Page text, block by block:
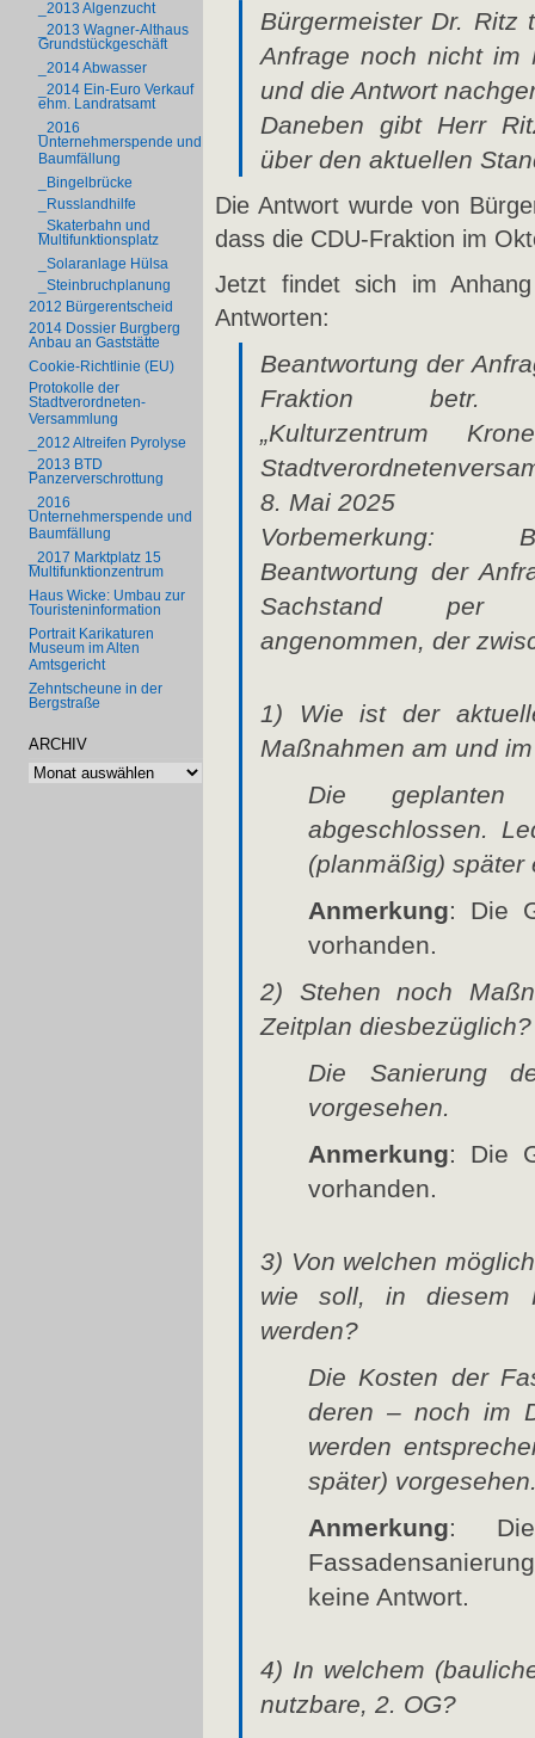
_2013 Algenzucht
_2013 Wagner-Althaus
Grundstückgeschäft
_2014 Abwasser
_2014 Ein-Euro Verkauf
ehm. Landratsamt
_2016
Unternehmerspende und
Baumfällung
_Bingelbrücke
_Russlandhilfe
_Skaterbahn und
Multifunktionsplatz
_Solaranlage Hülsa
_Steinbruchplanung
2012 Bürgerentscheid
2014 Dossier Burgberg
Anbau an Gaststätte
Cookie-Richtlinie (EU)
Protokolle der
Stadtverordneten-
Versammlung
_2012 Altreifen Pyrolyse
_2013 BTD
Panzerverschrottung
_2016
Unternehmerspende und
Baumfällung
_2017 Marktplatz 15
Multifunktionzentrum
Haus Wicke: Umbau zur
Touristeninformation
Portrait Karikaturen
Museum im Alten
Amtsgericht
Zehntscheune in der
Bergstraße
ARCHIV
Archiv
Bürgermeister Dr. Ritz
Anfrage noch nicht im
und die Antwort
Daneben gibt Herr
über den aktuellen
Die Antwort wurde von
dass die CDU-Fraktion im
Jetzt findet sich im
Antworten:
Beantwortung der
Fraktion betr.
„Kulturzentrum
8. Mai 2025
Beantwortung der
Sachstand per
angenommen, der
1) Wie ist der
Maßnahmen am und
Die geplanten
abgeschlossen.
(planmäßig) später
Anmerkung: Die
vorhanden.
2) Stehen noch
Zeitplan diesbezüglich?
Die Sanierung
vorgesehen.
Anmerkung: Die
vorhanden.
3) Von welchen
wie soll, in diesem
werden?
Die Kosten der
deren – noch im
werden
später)
Anmerkung:
keine Antwort.
4) In welchem
nutzbare, 2. OG?